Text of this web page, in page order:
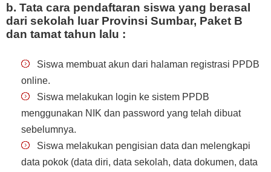
b. Tata cara pendaftaran siswa yang berasal
dari sekolah luar Provinsi Sumbar, Paket B
dan tamat tahun lalu :
Siswa membuat akun dari halaman registrasi PPDB
online.
Siswa melakukan login ke sistem PPDB
menggunakan NIK dan password yang telah dibuat
sebelumnya.
Siswa melakukan pengisian data dan melengkapi
data pokok (data diri, data sekolah, data dokumen, data